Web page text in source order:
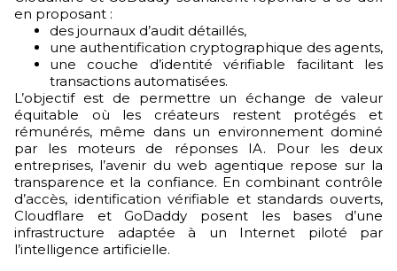
en proposant :
des journaux d’audit détaillés,
une authentification cryptographique des agents,
une couche d’identité vérifiable facilitant les
transactions automatisées.
L’objectif est de permettre un échange de valeur
équitable où les créateurs restent protégés et
rémunérés, même dans un environnement dominé
par les moteurs de réponses IA. Pour les deux
entreprises, l’avenir du web agentique repose sur la
transparence et la confiance. En combinant contrôle
d’accès, identification vérifiable et standards ouverts,
Cloudflare et GoDaddy posent les bases d’une
infrastructure adaptée à un Internet piloté par
l’intelligence artificielle.